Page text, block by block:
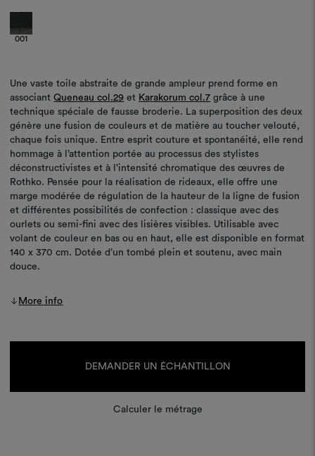
001
Une vaste toile abstraite de grande ampleur prend forme en
associantQueneau col.29 et Karakorum col.7 grâce à une
technique spéciale de fausse broderie. La superposition des deux
génère une fusion de couleurs et de matière au toucher velouté,
chaque fois unique. Entre esprit couture et spontanéité, elle rend
hommage à l’attention portée au processus des stylistes
déconstructivistes et à l’intensité chromatique des œuvres de
Rothko. Pensée pour la réalisation de rideaux, elle offre une
marge modérée de régulation de la hauteur de la ligne de fusion
et différentes possibilités de confection : classique avec des
ourlets ou semi-fini avec des lisières visibles. Utilisable avec
volant de couleur en bas ou en haut, elle est disponible en format
140 x 370 cm. Dotée d’un tombé plein et soutenu, avec main
douce.
More info
DEMANDER UN ÉCHANTILLON
Calculer le métrage